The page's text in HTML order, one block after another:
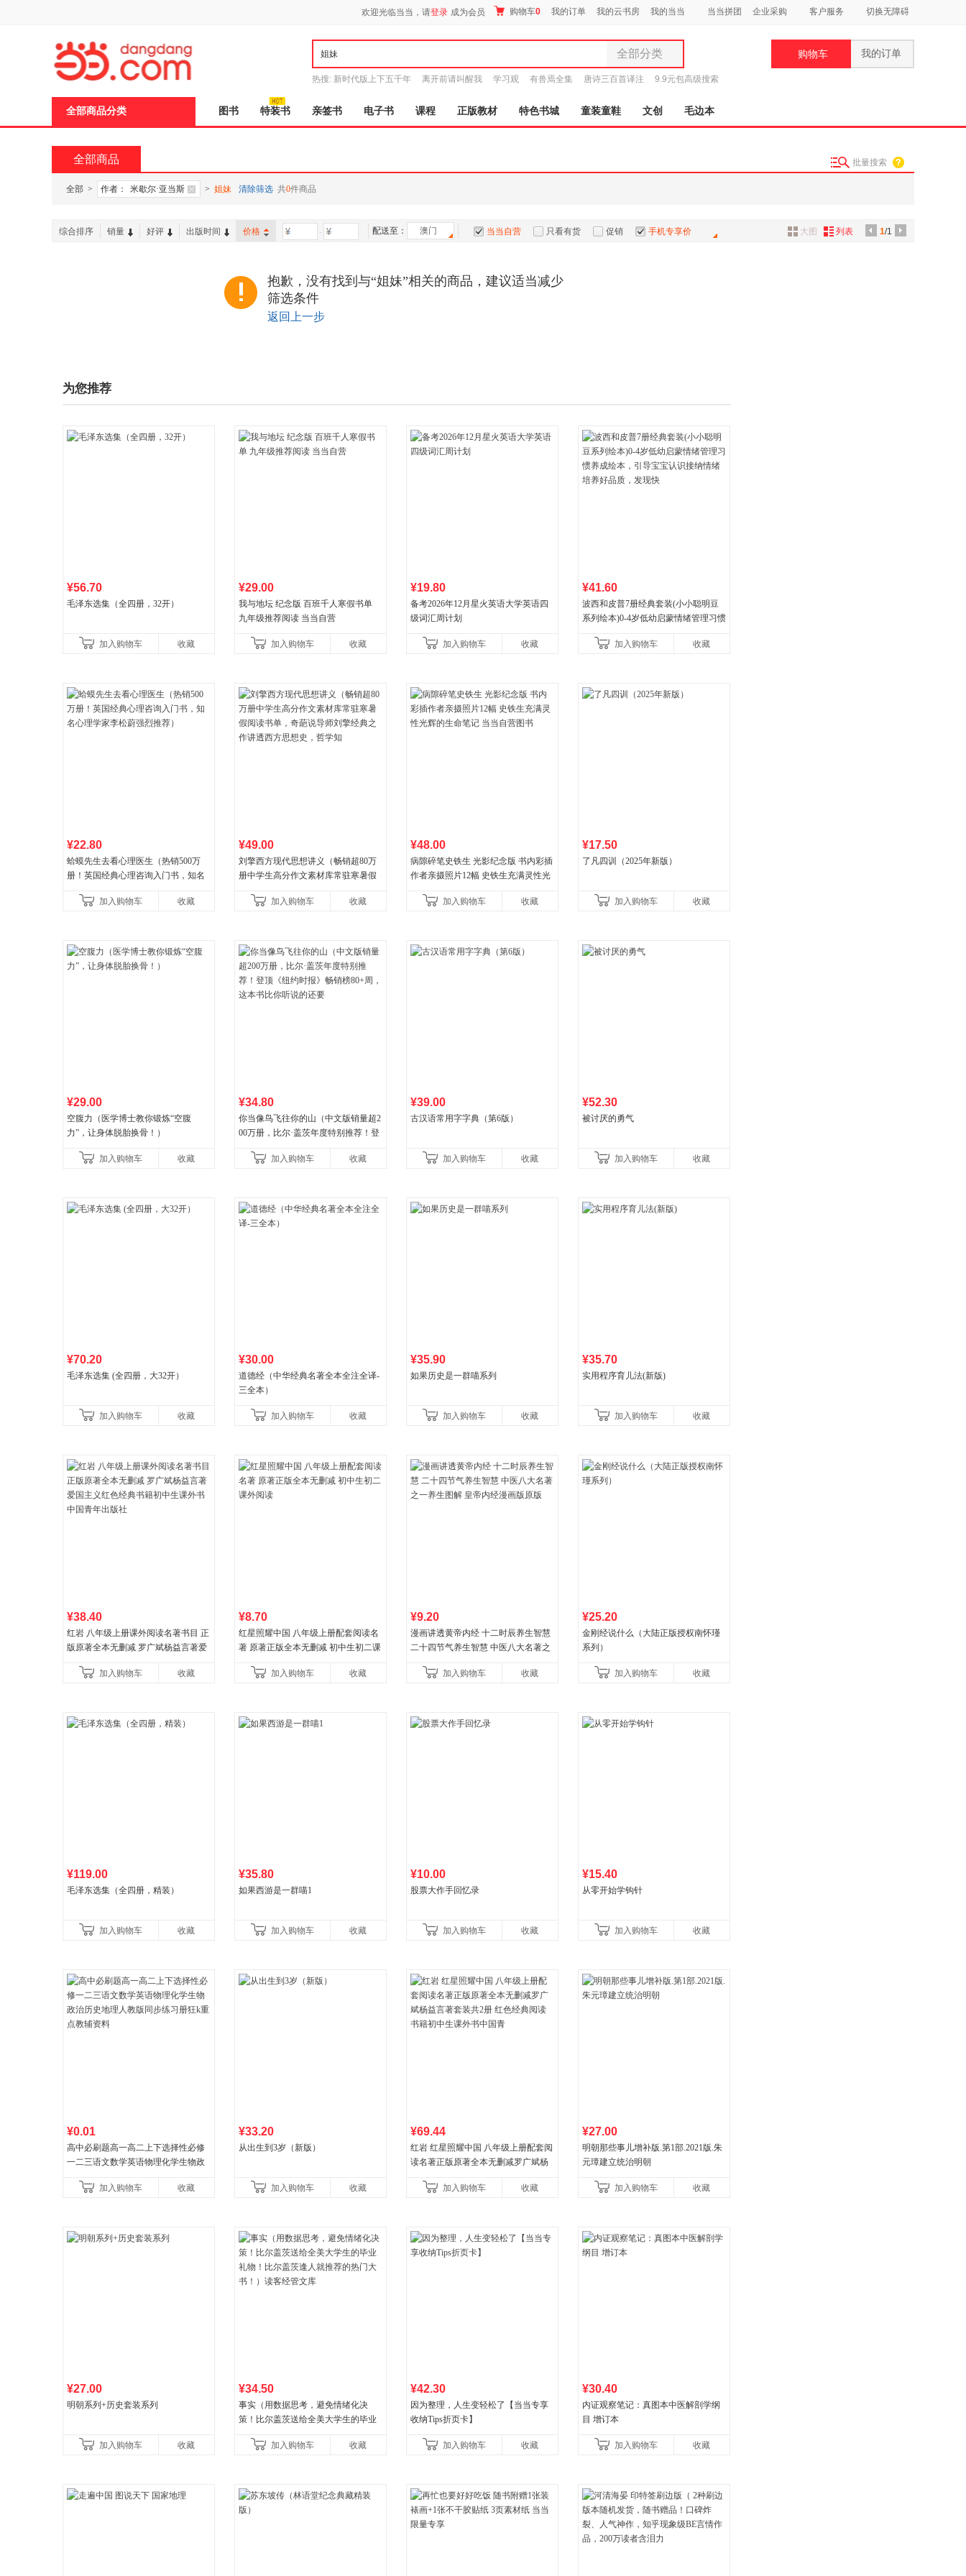
欢迎光临当当，请登录 成为会员 购物车0 我的订单 我的云书房 我的当当 当当拼团 企业采购 客户服务 切换无障碍
全部分类
全部分类
图书
电子书
孕婴服饰
数码影音
电脑办公
大家电
热搜: 新时代版上下五千年 离开前请叫醒我 学习观 有兽焉全集 唐诗三百首译注
9.9元包高级搜索
购物车 我的订单
全部商品分类 图书 特装书 亲签书 电子书 课程 正版教材 特色书城 童装童鞋 文创 毛边本
全部商品 批量搜索
全部 > 作者： 米歇尔·亚当斯 > 姐妹 清除筛选 共0件商品
综合排序 销量 好评 出版时间 价格 - 配送至： 澳门 当当自营 只看有货 促销 手机专享价 1/1
大图 列表
抱歉，没有找到与“姐妹”相关的商品，建议适当减少
筛选条件
返回上一步
为您推荐
¥56.70
毛泽东选集（全四册，32开）
加入购物车 收藏
¥29.00
我与地坛 纪念版 百班千人寒假书单
九年级推荐阅读 当当自营
加入购物车 收藏
¥19.80
备考2026年12月星火英语大学英语四
级词汇周计划
加入购物车 收藏
¥41.60
波西和皮普7册经典套装(小小聪明豆
系列绘本)0-4岁低幼启蒙情绪管理习惯
养好品质，发现快
加入购物车 收藏
¥22.80
蛤蟆先生去看心理医生（热销500万
册！英国经典心理咨询入门书，知名
加入购物车
收藏
¥49.00
刘擎西方现代思想讲义（畅销超80万
册中学生高分作文素材库常驻寒暑假
讲透西方思想史，哲学知
加入购物车 收藏
¥48.00
病隙碎笔史铁生 光影纪念版 书内彩插
作者亲摄照片12幅 史铁生充满灵性光
加入购物车
收藏
¥17.50
了凡四训（2025年新版）
加入购物车 收藏
¥29.00
空腹力（医学博士教你锻炼“空腹
力”，让身体脱胎换骨！）
加入购物车 收藏
¥34.80
你当像鸟飞往你的山（中文版销量超2
00万册，比尔·盖茨年度特别推荐！登
比你听说的还要
加入购物车 收藏
¥39.00
古汉语常用字字典（第6版）
加入购物车 收藏
¥52.30
被讨厌的勇气
加入购物车 收藏
¥70.20
毛泽东选集 (全四册，大32开）
加入购物车 收藏
¥30.00
道德经（中华经典名著全本全注全译-
三全本）
加入购物车 收藏
¥35.90
如果历史是一群喵系列
加入购物车 收藏
¥35.70
实用程序育儿法(新版)
加入购物车 收藏
¥38.40
红岩 八年级上册课外阅读名著书目 正
版原著全本无删减 罗广斌杨益言著爱
国青年出版社加入购物车 收藏
¥8.70
红星照耀中国 八年级上册配套阅读名
著 原著正版全本无删减 初中生初二课
加入购物车
收藏
¥9.20
漫画讲透黄帝内经 十二时辰养生智慧
二十四节气养生智慧 中医八大名著之
加入购物车
收藏
¥25.20
金刚经说什么（大陆正版授权南怀瑾
系列）
加入购物车 收藏
¥119.00
毛泽东选集（全四册，精装）
加入购物车 收藏
¥35.80
如果西游是一群喵1
加入购物车 收藏
¥10.00
股票大作手回忆录
加入购物车 收藏
¥15.40
从零开始学钩针
加入购物车 收藏
¥0.01
高中必刷题高一高二上下选择性必修
一二三语文数学英语物理化学生物政
教辅资料加入购物车 收藏
¥33.20
从出生到3岁（新版）
加入购物车 收藏
¥69.44
红岩 红星照耀中国 八年级上册配套阅
读名著正版原著全本无删减罗广斌杨
初中生课外书中国青
加入购物车 收藏
¥27.00
明朝那些事儿增补版.第1部.2021版.朱
元璋建立统治明朝
加入购物车 收藏
¥27.00
明朝系列+历史套装系列
加入购物车 收藏
¥34.50
事实（用数据思考，避免情绪化决
策！比尔盖茨送给全美大学生的毕业
书！）读客经管文库
加入购物车 收藏
¥42.30
因为整理，人生变轻松了【当当专享
收纳Tips折页卡】
加入购物车 收藏
¥30.40
内证观察笔记：真图本中医解剖学纲
目 增订本
加入购物车 收藏
页